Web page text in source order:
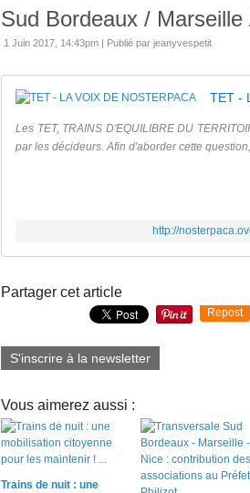
Sud Bordeaux /
1 Juin 2017, 14:43pm | Publié par jeanyvespetit
TET -
Les TET, TRAINS D'EQUILIBRE DU
par les décideurs. Afin d'aborder cette
http://
Partager cet article
Repost
S'inscrire à la newsletter
Vous aimerez aussi :
Trains de nuit : une